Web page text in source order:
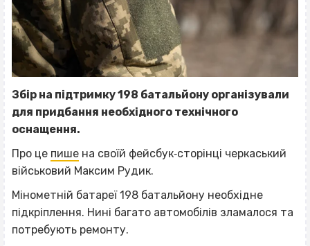
Збір на підтримку 198 батальйону організували
для придбання необхідного технічного
оснащення.
Про це пише на своїй фейсбук‐сторінці черкаський
військовий Максим Рудик.
Мінометній батареї 198 батальйону необхідне
підкріплення. Нині багато автомобілів зламалося та
потребують ремонту.